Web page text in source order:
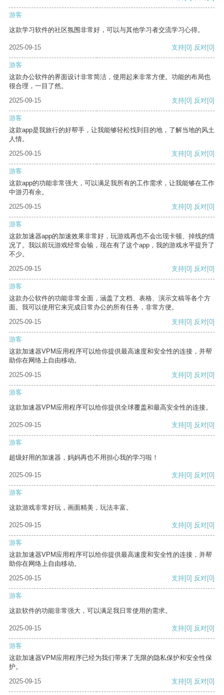
游客
这款学习软件的社区氛围非常好，可以与其他学习者交流学习心得。
2025-09-15 支持[0] 反对[0]
游客
这款办公软件的界面设计非常简洁，使用起来非常方便。功能的布局也
很合理，一目了然。
2025-09-15
支持[0] 反对[0]
游客
这款app是我旅行的好帮手，让我能够轻松找到目的地，了解当地的风土
人情。
2025-09-15
支持[0] 反对[0]
游客
这款app的功能非常强大，可以满足我所有的工作需求，让我能够在工作
中游刃有余。
2025-09-15
支持[0] 反对[0]
游客
这款加速器app的加速效果非常好，玩游戏再也不会出现卡顿、掉线的情
况了。我以前玩游戏经常会输，现在有了这个app，我的游戏水平提升了
不少。
2025-09-15
支持[0] 反对[0]
游客
这款办公软件的功能非常全面，涵盖了文档、表格、演示文稿等各个方
面。我可以使用它来完成日常办公的所有任务，非常方便。
2025-09-15
支持[0] 反对[0]
游客
这款加速器VPM应用程序可以给你提供最高速度和安全性的连接，并帮
助你在网络上自由移动。
2025-09-15
支持[0] 反对[0]
游客
这款加速器VPM应用程序可以给你提供全球覆盖和最高安全性的连接。
2025-09-15 支持[0] 反对[0]
游客
超级好用的加速器，妈妈再也不用担心我的学习啦！
2025-09-15 支持[0] 反对[0]
游客
这款游戏非常好玩，画面精美，玩法丰富。
2025-09-15 支持[0] 反对[0]
游客
这款加速器VPM应用程序可以给你提供最高速度和安全性的连接，并帮
助你在网络上自由移动。
2025-09-15
支持[0] 反对[0]
游客
这款软件的功能非常强大，可以满足我日常使用的需求。
2025-09-15 支持[0] 反对[0]
游客
这款加速器VPM应用程序已经为我们带来了无限的隐私保护和安全性保
护。
2025-09-15
支持[0] 反对[0]